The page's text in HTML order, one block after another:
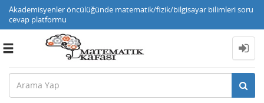
Akademisyenler öncülüğünde matematik/fizik/bilgisayar bilimleri soru
cevap platformu
Toggle